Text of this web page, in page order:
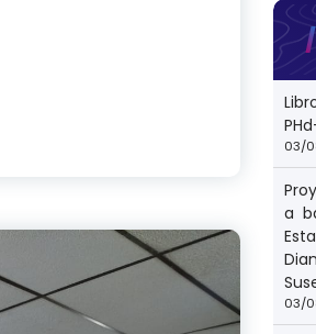
03/
a
03/